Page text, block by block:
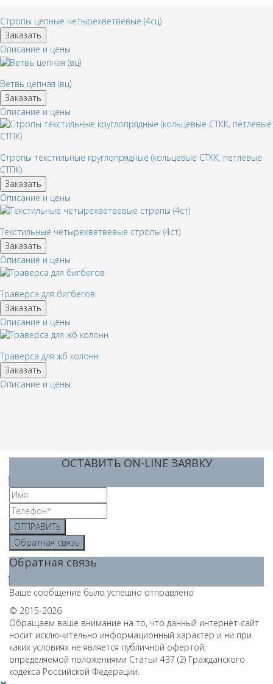
Стропы цепные четырёхветвевые (4сц)
Заказать
Описание и цены
Ветвь цепная (вц)
Заказать
Описание и цены
Стропы текстильные круглопрядные (кольцевые СТКК, петлевые
СТПК)
Заказать
Описание и цены
Текстильные четырехветвевые стропы (4ст)
Заказать
Описание и цены
Траверса для бигбегов
Заказать
Описание и цены
Траверса для жб колонн
Заказать
Описание и цены
ОСТАВИТЬ ON-LINE ЗАЯВКУ
ОТПРАВИТЬ
Обратная связь
Обратная связь
Ваше сообщение было успешно отправлено
© 2015-2026
Обращаем ваше внимание на то, что данный интернет-сайт
носит исключительно информационный характер и ни при
каких условиях не является публичной офертой,
определяемой положениями Статьи 437 (2) Гражданского
кодекса Российской Федерации.